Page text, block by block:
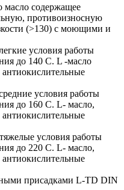
масло содержащее
противоизносную
(>130) с моющими и
условия работы
до 140 С. L -масло
условия работы
до 160 С. L- масло,
условия работы
до 220 С. L- масло,
присадками L-TD DIN